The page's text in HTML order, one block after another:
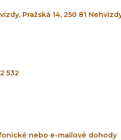
Pražská 14, 250 81
532
nebo e-mailové dohody